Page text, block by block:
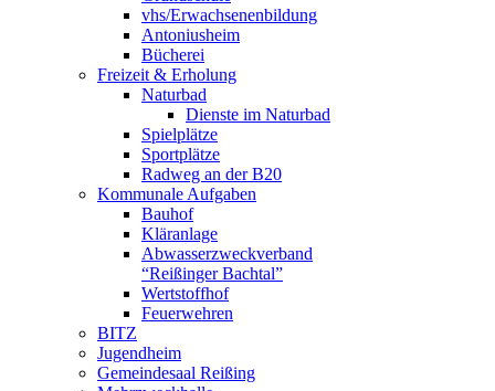
vhs/Erwachsenenbildung
Antoniusheim
Bücherei
Freizeit & Erholung
Naturbad
Dienste im Naturbad
Spielplätze
Sportplätze
Radweg an der B20
Kommunale Aufgaben
Bauhof
Kläranlage
Abwasserzweckverband
“Reißinger Bachtal”
Wertstoffhof
Feuerwehren
BITZ
Jugendheim
Gemeindesaal Reißing